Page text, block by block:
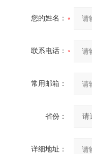
您的姓名：
联系电话：
常用邮箱：
省份：
详细地址：